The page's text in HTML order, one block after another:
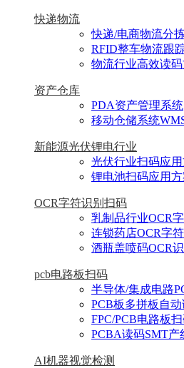
快递物流
快递/电商物流分
RFID整车物流跟
物流行业高效读
资产仓库
PDA资产管理系统
移动仓储系统
新能源光伏锂电行业
光伏行业扫码应
锂电池扫码应用方
OCR字符识别扫码
乳制品行业OCR
连锁药店OCR字
酒瓶盖喷码OCR
pcb电路板扫码
半导体/集成电路
PCB板多拼板自
FPC/PCB电路板
PCBA读码SMT产
AI机器视觉检测